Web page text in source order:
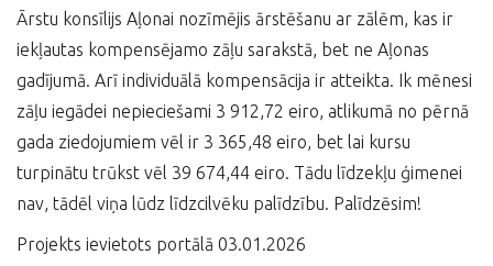
Ārstu konsīlijs Aļonai nozīmējis ārstēšanu ar zālēm, kas ir
iekļautas kompensējamo zāļu sarakstā, bet ne Aļonas
gadījumā. Arī individuālā kompensācija ir atteikta. Ik mēnesi
zāļu iegādei nepieciešami 3 912,72 eiro, atlikumā no pērnā
gada ziedojumiem vēl ir 3 365,48 eiro, bet lai kursu
turpinātu trūkst vēl 39 674,44 eiro. Tādu līdzekļu ģimenei
nav, tādēl viņa lūdz līdzcilvēku palīdzību. Palīdzēsim!
Projekts ievietots portālā 03.01.2026